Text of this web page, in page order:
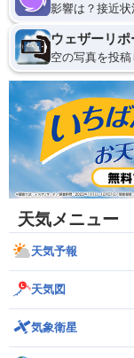
影響は？接近
ウェザーリポ
空の写真を投
天気メニュー
天気予報
天気図
気象衛星